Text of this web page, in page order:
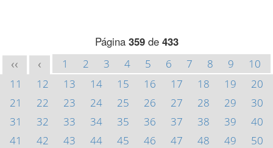
Página 359de 433
<< < 1 2 3 4 5 6 7 8 9
10
11
12 13 14 15 16 17 18 19
20
21
22 23 24 25 26 27 28 29
30
31
32 33 34 35 36 37 38 39
40
41
42 43 44 45 46 47 48 49
50